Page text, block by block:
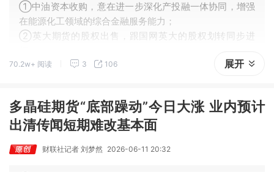
①中油资本收购，意在进一步深化产投融一体协同，增强
在能源化工领域的综合金融服务能力；
②英大期货的股权出售，跟国网英大的股权划转同步进
③随着新一轮股权变更落地，英大期货或迎来发展新机
70.2w+ 阅读 3 106 展开
多晶硅期货“底部躁动”今日大涨 业内预计
出清传闻短期难改基本面
财联社记者 刘梦然 2026-06-11 20:32